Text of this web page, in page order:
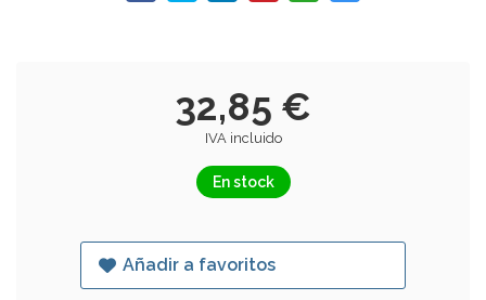
32,85 €
IVA incluido
En stock
Añadir a favoritos